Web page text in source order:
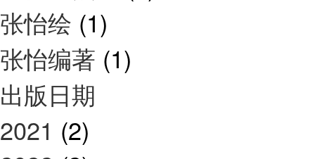
张怡绘 (1)
张怡编著 (1)
出版日期
2021 (2)